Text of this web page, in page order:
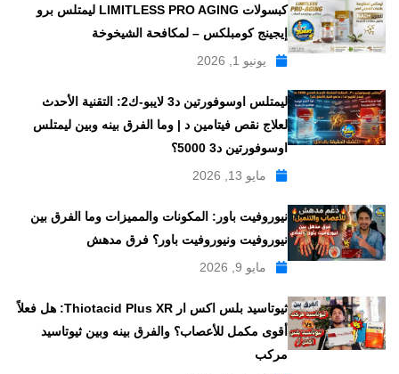
كبسولات LIMITLESS PRO AGING ليمتلس برو
إيجينج كومبلكس – لمكافحة الشيخوخة
يونيو 1, 2026
ليمتلس اوسوفورتين د3 لايبو-ك2: التقنية الأحدث
لعلاج نقص فيتامين د | وما الفرق بينه وبين ليمتلس
اوسوفورتين د3 5000؟
مايو 13, 2026
نيوروفيت باور: المكونات والمميزات وما الفرق بين
نيوروفيت ونيوروفيت باور؟ فرق مدهش
مايو 9, 2026
ثيوتاسيد بلس اكس ار Thiotacid Plus XR: هل فعلاً
أقوى مكمل للأعصاب؟ والفرق بينه وبين ثيوتاسيد
مركب